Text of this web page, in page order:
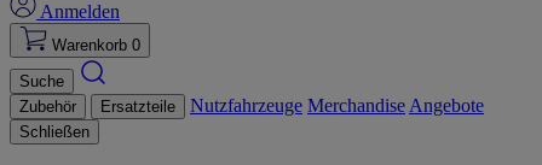
Anmelden
Warenkorb 0
Suche
Zubehör
Ersatzteile Nutzfahrzeuge Merchandise Angebote
Schließen